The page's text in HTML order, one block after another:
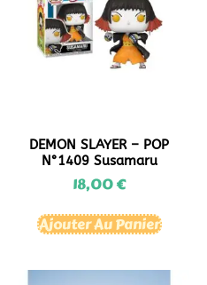
DEMON SLAYER – POP
N°1409 Susamaru
18,00€
Ajouter Au Panier